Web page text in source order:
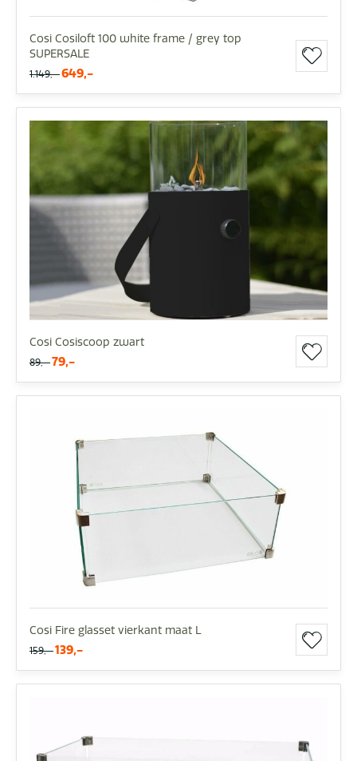
Cosi Cosiloft 100 white frame / grey top
SUPERSALE
1.149,- 649,-
Cosi Cosiscoop zwart
89,- 79,-
Cosi Fire glasset vierkant maat L
159,- 139,-